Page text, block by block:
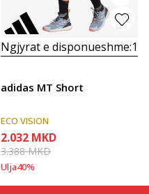
Ngjyrat e disponueshme:1
adidas MT Short
ECO VISION
2.032 MKD
3.388MKD
Ulja40%